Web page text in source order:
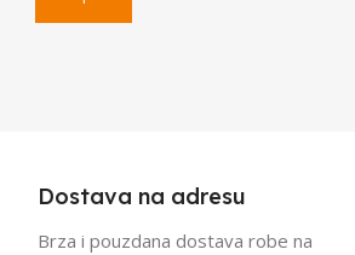
Dostava na adresu
Brza i pouzdana dostava robe na